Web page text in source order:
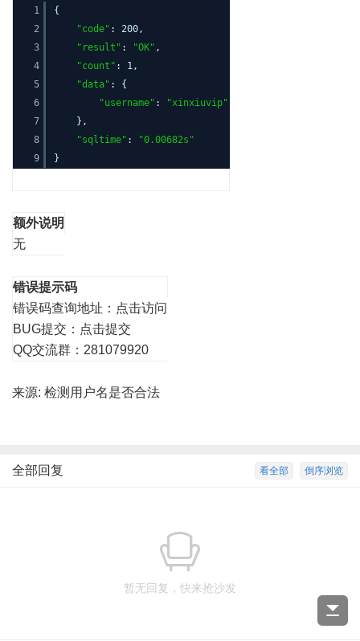
1
2
3
4
5
6
7
8
9
{
"code" : 200,
"result" : "OK" ,
"count" : 1,
"data" : {
"username" :
"xinxiuvip"
},
"sqltime" :
"0.00682s"
}
额外说明
无
错误提示码
错误码查询地址： 点击访问
BUG提交： 点击提交
QQ交流群：281079920
来源: 检测用户名是否合法
倒序浏览
看全部
全部回复
暂无回复，快来抢沙发